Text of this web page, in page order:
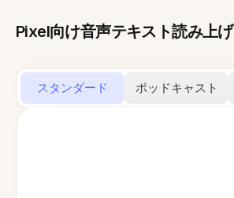
Pixel向け音声テキスト読み上げ
スタンダード ポッドキャスト